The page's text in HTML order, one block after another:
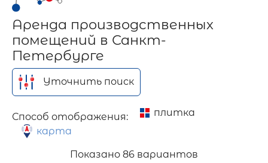
Аренда производственных
помещений в Санкт-
Петербурге
Уточнить поиск
Способ отображения:
плитка
карта
Показано 86 вариантов